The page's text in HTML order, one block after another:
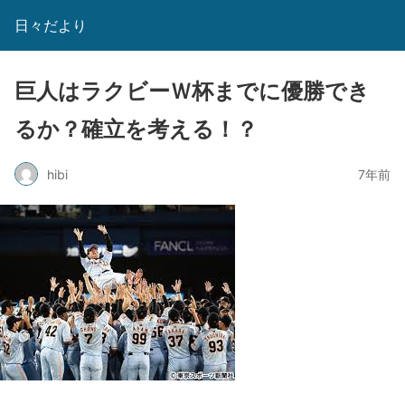
日々だより
巨人はラクビーＷ杯までに優勝でき
るか？確立を考える！？
hibi 7年前